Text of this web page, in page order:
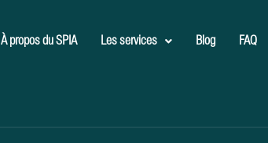
À propos du SPIA Les services Blog FAQ